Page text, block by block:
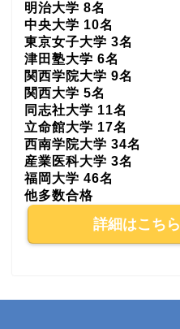
明治大学 8名
中央大学 10名
東京女子大学 3名
津田塾大学 6名
関西学院大学 9名
関西大学 5名
同志社大学 11名
立命館大学 17名
西南学院大学 34名
産業医科大学 3名
福岡大学 46名
他多数合格
詳細はこちら